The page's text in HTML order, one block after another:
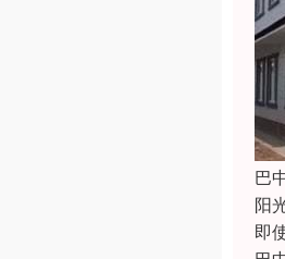
巴
阳
即